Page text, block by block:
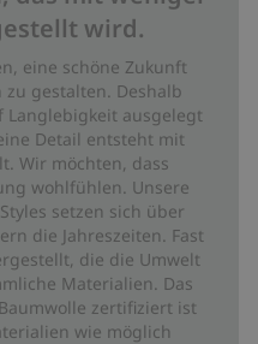
wird.
eine schöne Zukunft
gestalten. Deshalb
Langlebigkeit ausgelegt
Detail entsteht mit
Wir möchten, dass
wohlfühlen. Unsere
setzen sich über
die Jahreszeiten. Fast
die die Umwelt
Materialien. Das
zertifiziert ist
wie möglich